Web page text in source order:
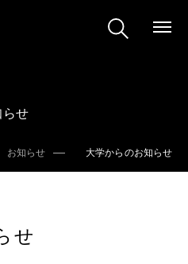
せ
お知らせ 大学からのお知らせ
せ